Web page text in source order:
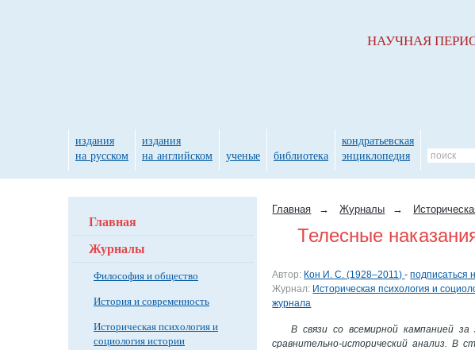
Главная → Журналы →
Телесные
Автор: Кон И. С. (1928–2011)-подписаться
Журнал: Историческая психология и
журнала
В связи со всемирной кампанией
сравнительно-исторический анализ. В
Главная
Журналы
Философия и общество
История и современность
Историческая психология и
социология истории
НАУЧНАЯ
издания
на русском
издания
на английском
ученые библиотека
кондратьевская
энциклопедия